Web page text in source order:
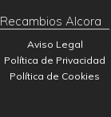
Recambios Alcora
Aviso Legal
Política de Privacidad
Política de Cookies